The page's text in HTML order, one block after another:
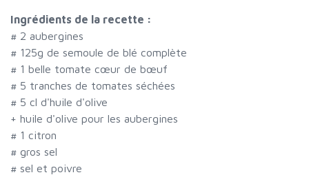
Ingrédients de la recette :
# 2 aubergines
# 125g de semoule de blé complète
# 1 belle tomate cœur de bœuf
# 5 tranches de tomates séchées
# 5 cl d'huile d'olive
+ huile d'olive pour les aubergines
# 1 citron
# gros sel
# sel et poivre